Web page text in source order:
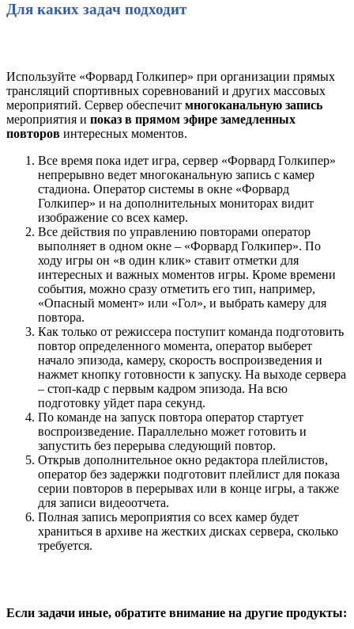
Для каких задач подходит
Используйте «Форвард Голкипер» при организации прямых
трансляций спортивных соревнований и других массовых
мероприятий. Сервер обеспечит многоканальную запись
мероприятия и показ в прямом эфире замедленных
повторов интересных моментов.
Все время пока идет игра, сервер «Форвард Голкипер»
непрерывно ведет многоканальную запись с камер
стадиона. Оператор системы в окне «Форвард
Голкипер» и на дополнительных мониторах видит
изображение со всех камер.
Все действия по управлению повторами оператор
выполняет в одном окне – «Форвард Голкипер». По
ходу игры он «в один клик» ставит отметки для
интересных и важных моментов игры. Кроме времени
события, можно сразу отметить его тип, например,
«Опасный момент» или «Гол», и выбрать камеру для
повтора.
Как только от режиссера поступит команда подготовить
повтор определенного момента, оператор выберет
начало эпизода, камеру, скорость воспроизведения и
нажмет кнопку готовности к запуску. На выходе сервера
– стоп-кадр с первым кадром эпизода. На всю
подготовку уйдет пара секунд.
По команде на запуск повтора оператор стартует
воспроизведение. Параллельно может готовить и
запустить без перерыва следующий повтор.
Открыв дополнительное окно редактора плейлистов,
оператор без задержки подготовит плейлист для показа
серии повторов в перерывах или в конце игры, а также
для записи видеоотчета.
Полная запись мероприятия со всех камер будет
храниться в архиве на жестких дисках сервера, сколько
требуется.
Если задачи иные, обратите внимание на другие продукты: